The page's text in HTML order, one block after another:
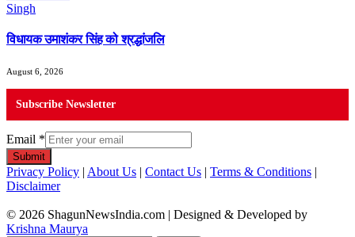
विधायक उमाशंकर सिंह को श्रद्धांजलि
August 6, 2026
Subscribe Newsletter
Email *
Submit
Privacy Policy | About Us | Contact Us | Terms & Conditions |
Disclaimer
© 2026 ShagunNewsIndia.com | Designed & Developed by
Krishna Maurya